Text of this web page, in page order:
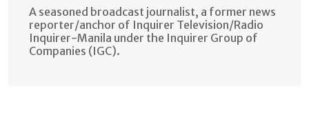
A seasoned broadcast journalist, a former news
reporter/anchor of Inquirer Television/Radio
Inquirer-Manila under the Inquirer Group of
Companies (IGC).